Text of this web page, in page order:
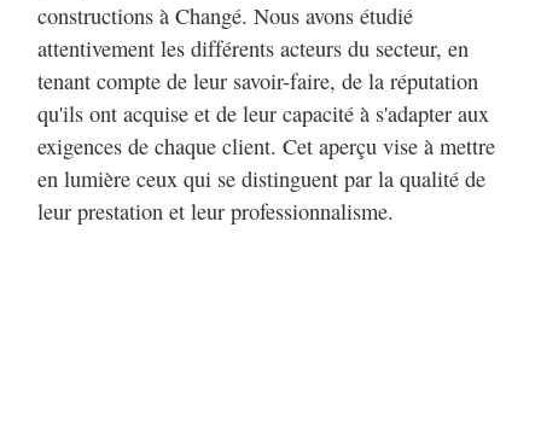
constructions à Changé. Nous avons étudié
attentivement les différents acteurs du secteur, en
tenant compte de leur savoir-faire, de la réputation
qu'ils ont acquise et de leur capacité à s'adapter aux
exigences de chaque client. Cet aperçu vise à mettre
en lumière ceux qui se distinguent par la qualité de
leur prestation et leur professionnalisme.